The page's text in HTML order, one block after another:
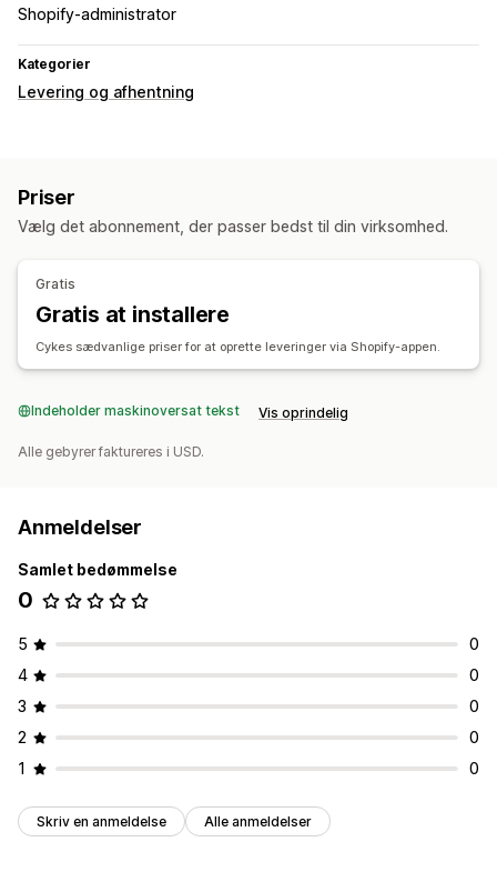
Shopify-administrator
Kategorier
Levering og afhentning
Priser
Vælg det abonnement, der passer bedst til din virksomhed.
Gratis
Gratis at installere
Cykes sædvanlige priser for at oprette leveringer via Shopify-appen.
Indeholder maskinoversat tekst Vis oprindelig
Alle gebyrer faktureres i USD.
Anmeldelser
Samlet bedømmelse
0
5
0
4
0
3
0
2
0
1
0
Skriv en anmeldelse Alle anmeldelser